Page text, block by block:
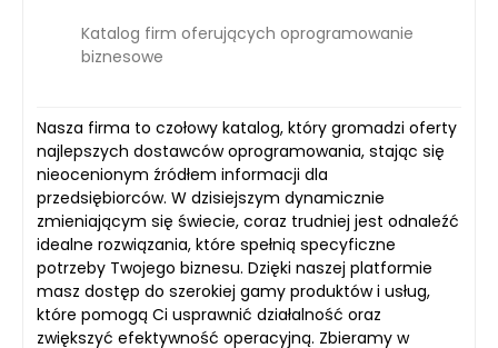
Katalog firm oferujących oprogramowanie
biznesowe
Nasza firma to czołowy katalog, który gromadzi oferty
najlepszych dostawców oprogramowania, stając się
nieocenionym źródłem informacji dla
przedsiębiorców. W dzisiejszym dynamicznie
zmieniającym się świecie, coraz trudniej jest odnaleźć
idealne rozwiązania, które spełnią specyficzne
potrzeby Twojego biznesu. Dzięki naszej platformie
masz dostęp do szerokiej gamy produktów i usług,
które pomogą Ci usprawnić działalność oraz
zwiększyć efektywność operacyjną. Zbieramy w